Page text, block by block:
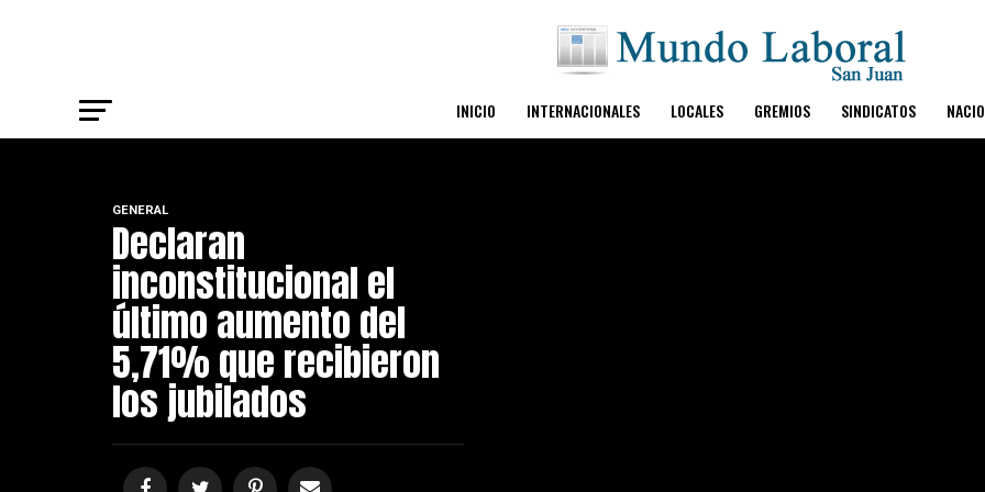
INICIO INTERNACIONALES LOCALES GREMIOS SINDICATOS
GENERAL
Declaran
inconstitucional el
último aumento del
5,71% que recibieron
los jubilados